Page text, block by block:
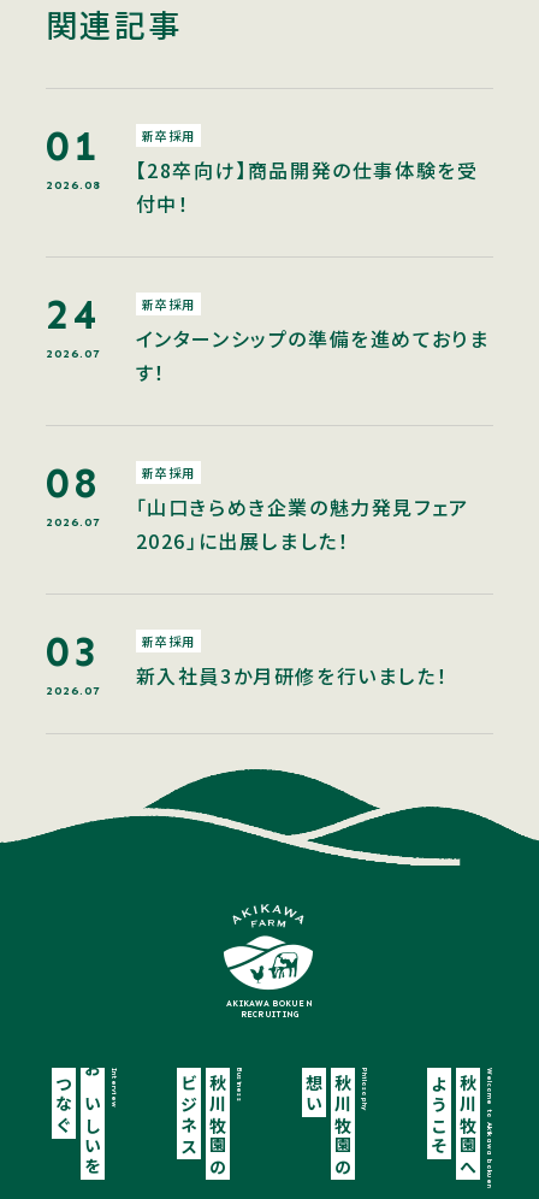
関連記事
01
2026.08
新卒採用
【28卒向け】商品開発の仕事体験を受
付中！
24
2026.07
新卒採用
インターンシップの準備を進めておりま
す！
08
2026.07
新卒採用
「山口きらめき企業の魅力発見フェア
2026」に出展しました！
03
2026.07
新卒採用
新入社員3か月研修を行いました！
AKIKAWA BOKUEN
RECRUITING
Interview
おいしいを
つなぐ Business
秋川牧園の
ビジネス Philosophy
秋川牧園の
想い Welcome to Akikawa bokuen
秋川牧園へ
ようこそ